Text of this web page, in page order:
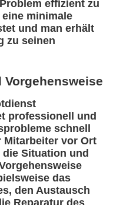
effizient zu
minimale
und man erhält
zu seinen
professionell und
schnell
Mitarbeiter vor Ort
Situation und
das
den Austausch